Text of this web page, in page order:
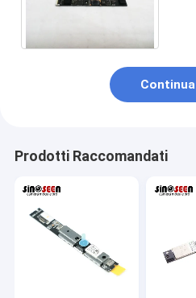
Continua
Prodotti Raccomandati